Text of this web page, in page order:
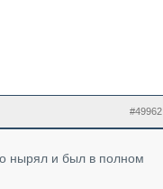
#49962
нырял и был в полном